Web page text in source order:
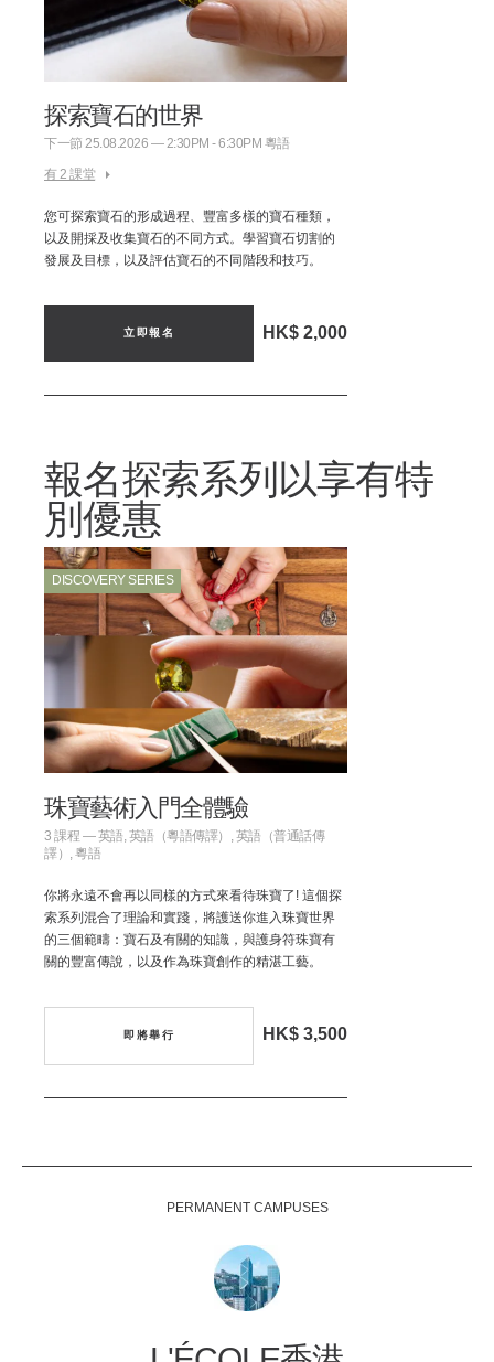
探索寶石的世界
下一節 25.08.2026 — 2:30PM - 6:30PM 粵語
有 2 課堂
您可探索寶石的形成過程、豐富多樣的寶石種類，
以及開採及收集寶石的不同方式。學習寶石切割的
發展及目標，以及評估寶石的不同階段和技巧。
立即報名 HK$ 2,000
報名探索系列以享有特
別優惠
DISCOVERY SERIES
珠寶藝術入門全體驗
3 課程 — 英語, 英語（粵語傳譯）, 英語（普通話傳
譯）, 粵語
你將永遠不會再以同樣的方式來看待珠寶了! 這個探
索系列混合了理論和實踐，將護送你進入珠寶世界
的三個範疇：寶石及有關的知識，與護身符珠寶有
關的豐富傳說，以及作為珠寶創作的精湛工藝。
即將舉行 HK$ 3,500
PERMANENT CAMPUSES